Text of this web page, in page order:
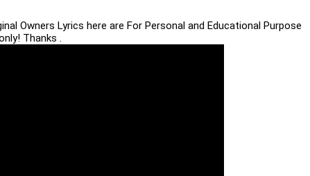
Owners Lyrics here are For Personal and Educational Purpose
Thanks .